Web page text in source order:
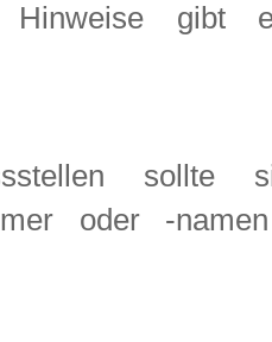
Hinweise
sollte
oder -